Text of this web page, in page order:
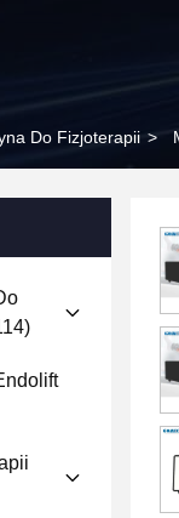
Do Fizjoterapii >